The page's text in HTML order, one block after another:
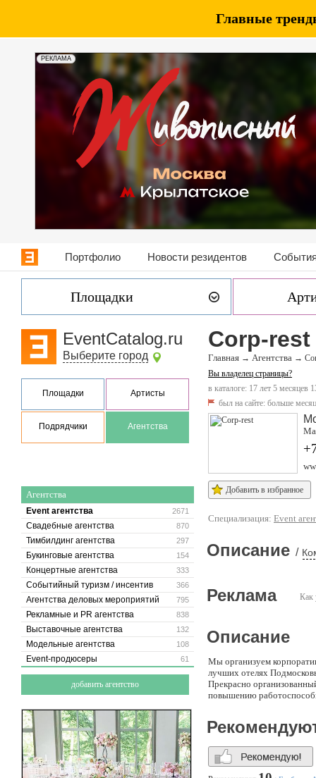
РЕКЛАМА
Главные
Портфолио Новости резидентов
Площадки
EventCatalog.ru
Выберите город
Площадки Артисты
Подрядчики Агентства
Агентства
2671
Event агентства
870
Свадебные агентства
297
Тимбилдинг агентства
154
Букинговые агентства
333
Концертные агентства
366
Событийный туризм / инсентив
795
Агентства деловых мероприятий
838
Рекламные и PR агентства
132
Выставочные агентства
108
Модельные агентства
61
Event-продюсеры
добавить агентство
Corp-rest
Главная → Агентства →
Вы владелец страницы?
в каталоге: 17 лет 5 месяцев
был на сайте: больше
Добавить в избранное
Специализация: Event
Описание /
Как
Реклама
Описание
Мы организуем
лучших отелях
Прекрасно
повышению